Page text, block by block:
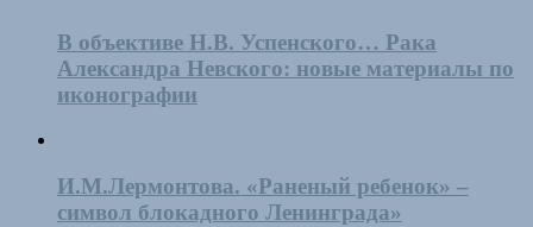
В объективе Н.В. Успенского… Рака
Александра Невского: новые материалы по
иконографии
И.М.Лермонтова. «Раненый ребенок» –
символ блокадного Ленинграда»